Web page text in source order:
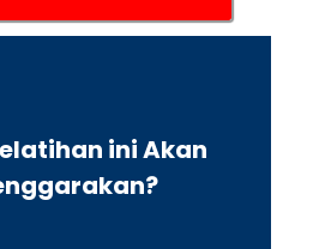
ini Akan